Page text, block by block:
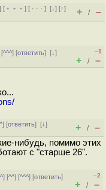
] [ ﹢﹢﹢] [ · · ·][↓] [↑]
+ / –
[^^^] [ответить][↓]
–1
+ / –
] [ответить][↓]
+ / –
нибудь, помимо этих
с "старше 26".
^] [^^] [^^^] [ответить]
–2
+ / –